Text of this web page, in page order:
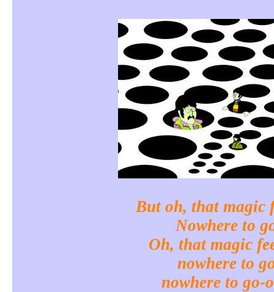
But oh, that magic
Nowhere to
Oh, that magic
nowhere to
nowhere to go-